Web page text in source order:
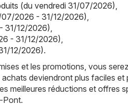
(du vendredi 31/07/2026),
07/2026 - 31/12/2026),
31/12/2026),
- 31/12/2026),
12/2026).
et les promotions, vous serez
deviendront plus faciles et
meilleures réductions et offres
Pont.